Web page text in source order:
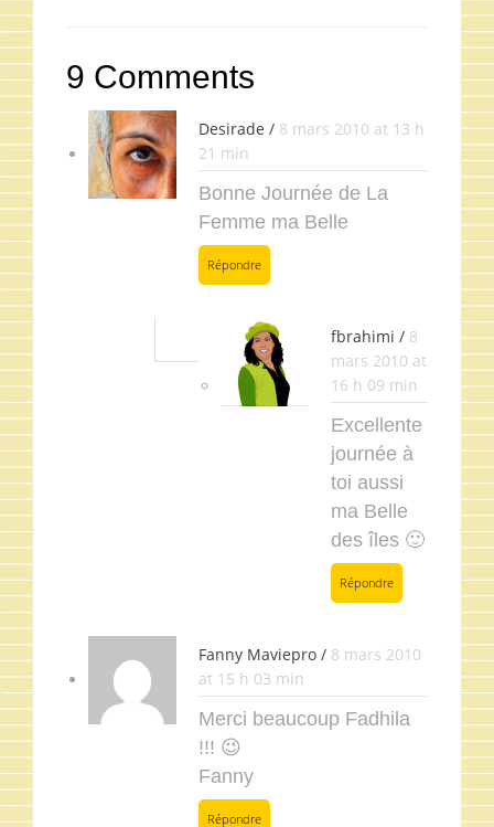
9 Comments
Desirade / 8 mars 2010 at 13 h
21 min
Bonne Journée de La
Femme ma Belle
Répondre
fbrahimi / 8
mars 2010 at
16 h 09 min
Excellente
journée à
toi aussi
ma Belle
des îles 🙂
Répondre
Fanny Maviepro / 8 mars 2010
at 15 h 03 min
Merci beaucoup Fadhila
!!! 😉
Fanny
Répondre